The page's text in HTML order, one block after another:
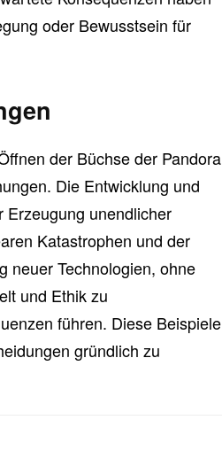
oder Bewusstsein für
der Büchse der Pandora
Die Entwicklung und
Erzeugung unendlicher
Katastrophen und der
neuer Technologien, ohne
und Ethik zu
führen. Diese Beispiele
gründlich zu